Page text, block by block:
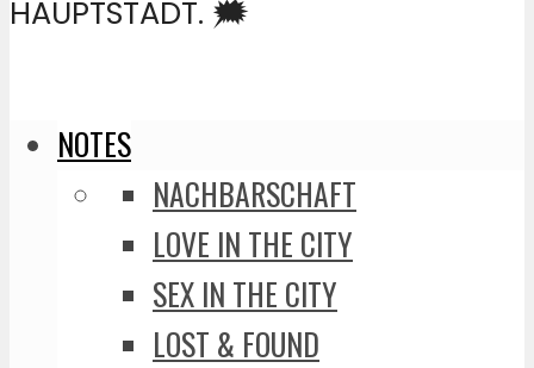
HAUPTSTADT. 🗯️
NOTES
NACHBARSCHAFT
LOVE IN THE CITY
SEX IN THE CITY
LOST & FOUND